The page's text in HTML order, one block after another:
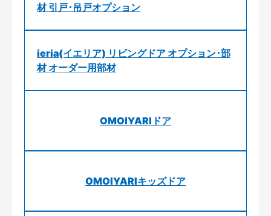
材 引戸･吊戸オプション
ieria(イエリア) リビングドア オプション･部
材 オーダー用部材
OMOIYARIドア
OMOIYARIキッズドア